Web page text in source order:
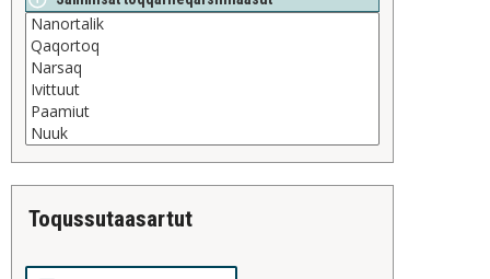
toqussutaasartut